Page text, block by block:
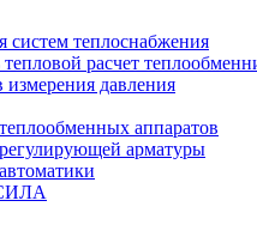
систем теплоснабжения
расчет
давления
аппаратов
арматуры